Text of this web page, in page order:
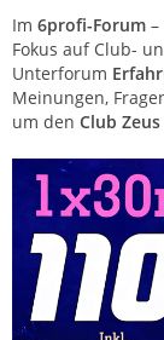
Im 6profi-Forum
Fokus auf Club-
Unterforum
Meinungen,
um den Club